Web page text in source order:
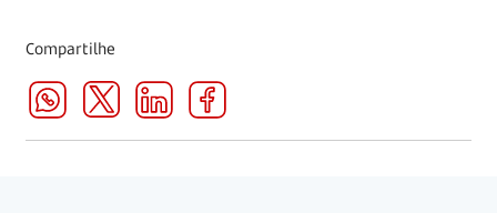
Compartilhe